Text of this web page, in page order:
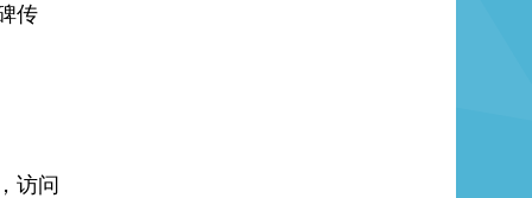
传
访问